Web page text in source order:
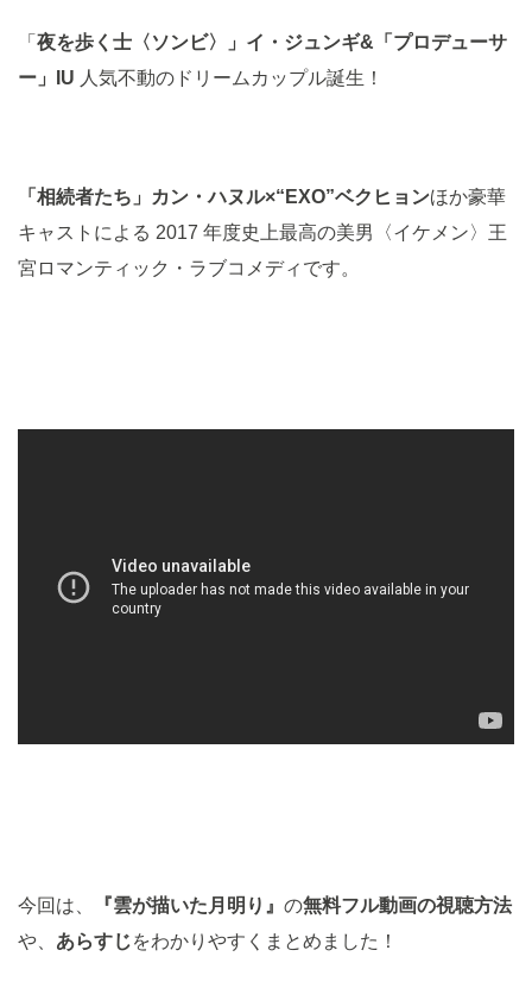
「 夜を歩く士〈ソンビ〉」イ・ジュンギ&「プロデューサ
ー」IU 人気不動のドリームカップル誕生！
「相続者たち」カン・ハヌル×“EXO”ベクヒョンほか豪華
キャストによる 2017 年度史上最高の美男〈イケメン〉王
宮ロマンティック・ラブコメディです。
今回は、 『雲が描いた月明り』 の無料フル動画の視聴方法
や、 あらすじをわかりやすくまとめました！